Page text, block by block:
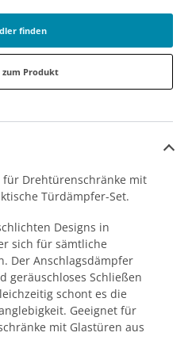
finden
zum Produkt
für Drehtürenschränke mit
Türdämpfer-Set.
Designs in
sich für sämtliche
Der Anschlagsdämpfer
geräuschloses Schließen
schont es die
Geeignet für
mit Glastüren aus